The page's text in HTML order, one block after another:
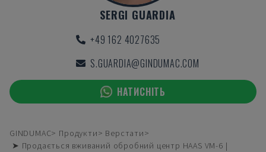
SERGI GUARDIA
+49 162 4027635
S.GUARDIA@GINDUMAC.COM
НАТИСНІТЬ
GINDUMAC Продукти
Верстати
➤ Продається вживаний обробний центр HAAS VM-6 |